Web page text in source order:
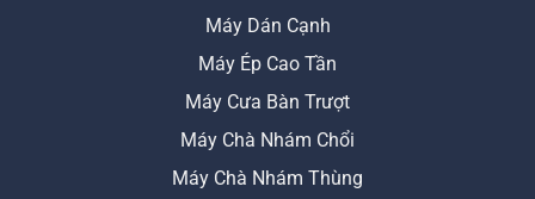
Máy Dán Cạnh
Máy Ép Cao Tần
Máy Cưa Bàn Trượt
Máy Chà Nhám Chổi
Máy Chà Nhám Thùng